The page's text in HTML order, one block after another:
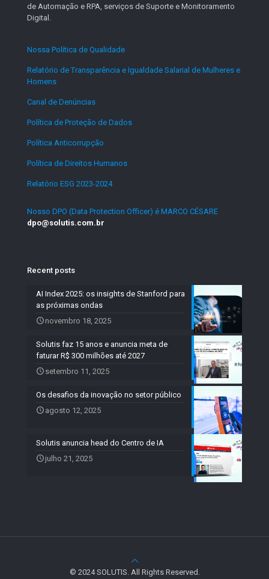
de Automação e RPA, serviços de Suporte e Monitoramento
Digital.
Nossa Política de Qualidade
Relatório de Transparência e Igualdade Salarial de Mulheres e
Homens
Canal de Denúncias
Política de Proteção de Dados
Política Anticorrupção
Política de Direitos Humanos
Relatório ESG 2023-2024.
Nosso DPO (Data Protection Officer) é MARCO CÉSARE
dpo@solutis.com.br
Recent posts
AI Index 2025: os insights de Stanford para
as próximas ondas
novembro 18, 2025
Solutis faz 15 anos e anuncia meta de
faturar R$ 300 milhões até 2027
setembro 11, 2025
Os desafios da inovação no setor público
agosto 12, 2025
Solutis anuncia head do Centro de IA
julho 21, 2025
© 2024 SOLUTIS. All Rights Reserved.